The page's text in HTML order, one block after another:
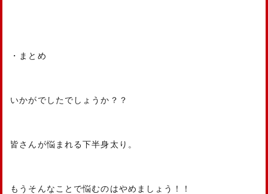
・まとめ
いかがでしたでしょうか？？
皆さんが悩まれる下半身太り。
もうそんなことで悩むのはやめましょう！！